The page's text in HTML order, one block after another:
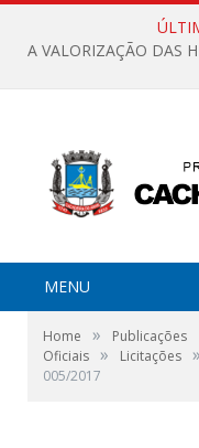
MENU
Home »
Publicações
Oficiais » Licitações »
005/2017